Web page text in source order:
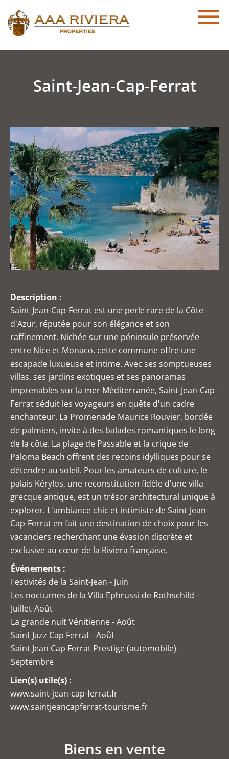
Saint-Jean-Cap-Ferrat
Description :
Saint-Jean-Cap-Ferrat est une perle rare de la Côte
d'Azur, réputée pour son élégance et son
raffinement. Nichée sur une péninsule préservée
entre Nice et Monaco, cette commune offre une
escapade luxueuse et intime. Avec ses somptueuses
villas, ses jardins exotiques et ses panoramas
imprenables sur la mer Méditerranée, Saint-Jean-Cap-
Ferrat séduit les voyageurs en quête d'un cadre
enchanteur. La Promenade Maurice Rouvier, bordée
de palmiers, invite à des balades romantiques le long
de la côte. La plage de Passable et la crique de
Paloma Beach offrent des recoins idylliques pour se
détendre au soleil. Pour les amateurs de culture, le
palais Kérylos, une reconstitution fidèle d'une villa
grecque antique, est un trésor architectural unique à
explorer. L'ambiance chic et intimiste de Saint-Jean-
Cap-Ferrat en fait une destination de choix pour les
vacanciers recherchant une évasion discrète et
exclusive au cœur de la Riviera française.
Événements :
Festivités de la Saint-Jean - Juin
Les nocturnes de la Villa Ephrussi de Rothschild -
Juillet-Août
La grande nuit Vénitienne - Août
Saint Jazz Cap Ferrat - Août
Saint Jean Cap Ferrat Prestige (automobile) -
Septembre
Lien(s) utile(s) :
www.saint-jean-cap-ferrat.fr
www.saintjeancapferrat-tourisme.fr
Biens en vente